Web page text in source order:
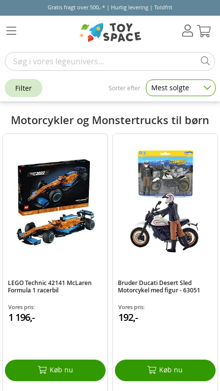
Gratis fragt over 500,-* | Hurtig levering | Toldfrit
Motorcykler og Monstertrucks til børn
LEGO Technic 42141 McLaren
Formula 1 racerbil
Vores pris:
1 196,-
Køb nu
Bruder Ducati Desert Sled
Motorcykel med figur - 63051
Vores pris:
192,-
Køb nu
Filter Sorter efter Mest solgte